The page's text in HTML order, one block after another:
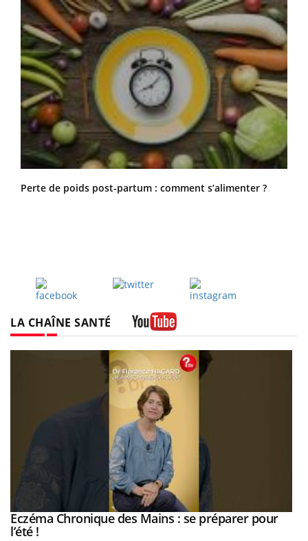
Perte de poids post-partum : comment s’alimenter ?
LA CHAÎNE SANTÉ
Youtube
Eczéma Chronique des Mains : se préparer pour
l’été !Youtube